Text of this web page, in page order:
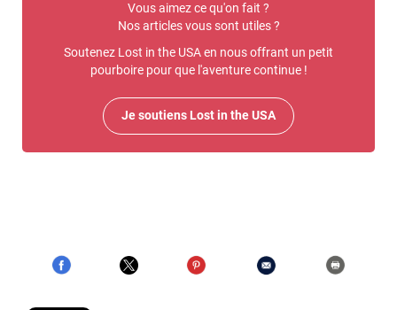
Vous aimez ce qu'on fait ?
Nos articles vous sont utiles ?
Soutenez Lost in the USA en nous offrant un petit
pourboire pour que l'aventure continue !
Je soutiens Lost in the USA